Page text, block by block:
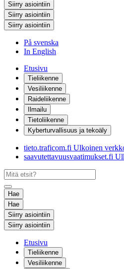
Siirry asiointiin
Siirry asiointiin
Siirry asiointiin
På svenska
In English
Etusivu
Tieliikenne
Vesiliikenne
Raideliikenne
Ilmailu
Tietoliikenne
Kyberturvallisuus ja tekoäly
tieto.traficom.fi Ulkoinen
saavutettavuusvaatimukset.fi
Hae
Hae
Siirry asiointiin
Siirry asiointiin
Etusivu
Tieliikenne
Vesiliikenne